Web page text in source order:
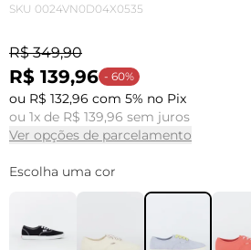
SKU 0024VN0D04X0535
R$ 349,90
R$ 139,96 - 60%
ou R$ 132,96 com 5% no Pix
ou 1x de R$ 139,96 sem juros
Ver opções de parcelamento
Escolha uma cor